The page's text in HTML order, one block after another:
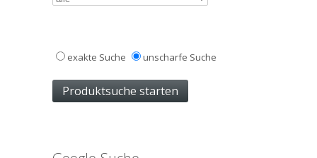
exakte Suche unscharfe Suche